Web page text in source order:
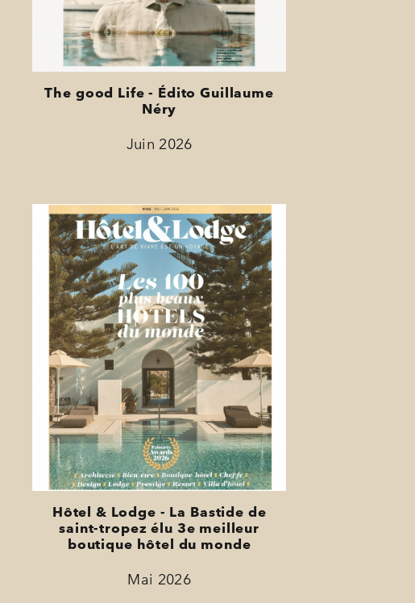
The good Life - Édito Guillaume
Néry
Juin 2026
Hôtel & Lodge - La Bastide de
saint-tropez élu 3e meilleur
boutique hôtel du monde
Mai 2026